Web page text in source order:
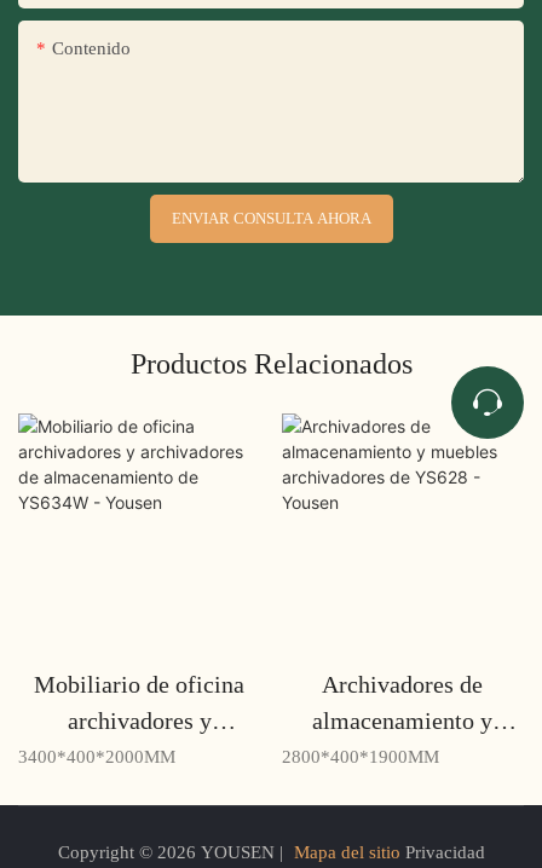
Contenido
ENVIAR CONSULTA AHORA
Productos Relacionados
Mobiliario de oficina
archivadores y
archivadores de
3400*400*2000MM
Archivadores de
almacenamiento y
muebles archivadores
2800*400*1900MM
Copyright © 2026 YOUSEN | Mapa del sitio Privacidad